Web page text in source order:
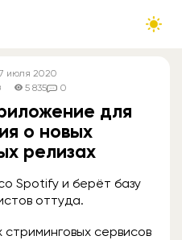
июля 2020
5 835 0
для
о новых
релизах
Spotify и берёт базу
оттуда.
сервисов